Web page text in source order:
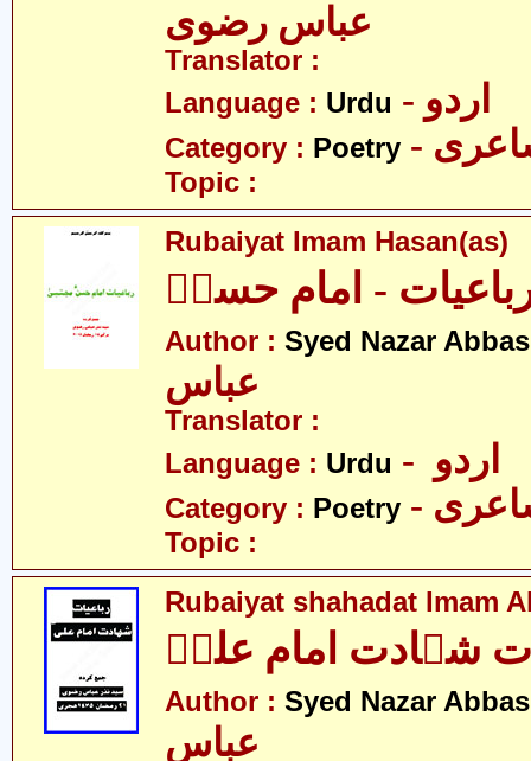
عباس رضوی
Translator :
Language : Urdu - اردو
Category : Poetry
Topic :
Rubaiyat Imam Hasan(as)
- امام حسنؑ
Author : Syed Nazar Abbas
عباس
Translator :
Language : Urdu
Category : Poetry
Topic :
Rubaiyat shahadat Imam
شہادت امام علیؑ
Author : Syed Nazar Abbas
عباس